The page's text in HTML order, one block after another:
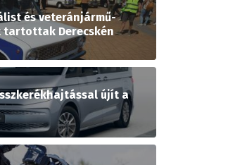
és veteránjármű-
Derecskén
újít a